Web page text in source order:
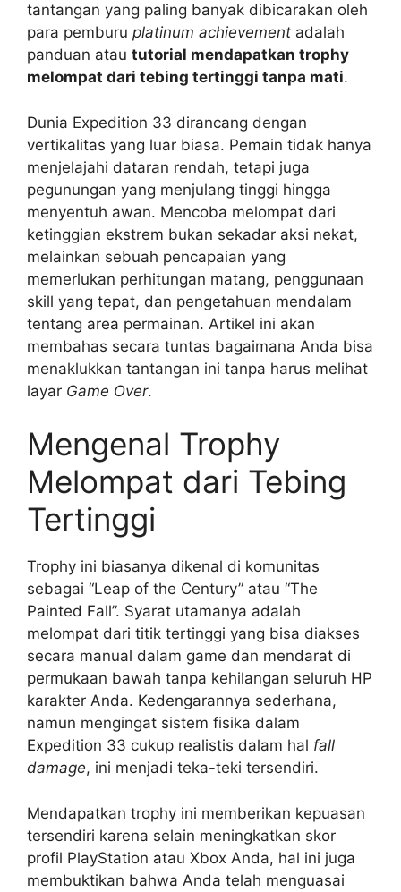
tantangan yang paling banyak dibicarakan oleh
para pemburu platinum achievement adalah
panduan atau tutorial mendapatkan trophy
melompat dari tebing tertinggi tanpa mati.
Dunia Expedition 33 dirancang dengan
vertikalitas yang luar biasa. Pemain tidak hanya
menjelajahi dataran rendah, tetapi juga
pegunungan yang menjulang tinggi hingga
menyentuh awan. Mencoba melompat dari
ketinggian ekstrem bukan sekadar aksi nekat,
melainkan sebuah pencapaian yang
memerlukan perhitungan matang, penggunaan
skill yang tepat, dan pengetahuan mendalam
tentang area permainan. Artikel ini akan
membahas secara tuntas bagaimana Anda bisa
menaklukkan tantangan ini tanpa harus melihat
layar Game Over.
Mengenal Trophy
Melompat dari Tebing
Tertinggi
Trophy ini biasanya dikenal di komunitas
sebagai “Leap of the Century” atau “The
Painted Fall”. Syarat utamanya adalah
melompat dari titik tertinggi yang bisa diakses
secara manual dalam game dan mendarat di
permukaan bawah tanpa kehilangan seluruh HP
karakter Anda. Kedengarannya sederhana,
namun mengingat sistem fisika dalam
Expedition 33 cukup realistis dalam hal fall
damage, ini menjadi teka-teki tersendiri.
Mendapatkan trophy ini memberikan kepuasan
tersendiri karena selain meningkatkan skor
profil PlayStation atau Xbox Anda, hal ini juga
membuktikan bahwa Anda telah menguasai